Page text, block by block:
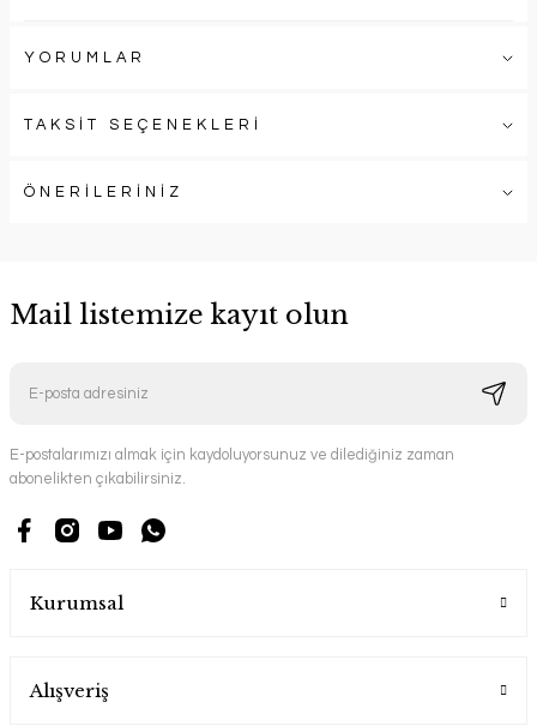
YORUMLAR
TAKSİT SEÇENEKLERİ
ÖNERİLERİNİZ
Mail listemize kayıt olun
E-postalarımızı almak için kaydoluyorsunuz ve dilediğiniz zaman
abonelikten çıkabilirsiniz.
Kurumsal
Alışveriş